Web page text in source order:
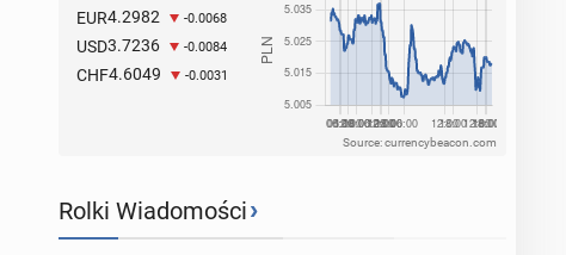
EUR4.2982 -0.0068
USD3.7236 -0.0084
CHF4.6049 -0.0031
Source: currencybeacon.com
Rolki Wiadomości›